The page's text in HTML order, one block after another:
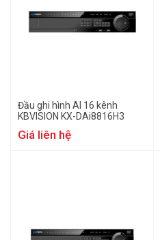
Đầu ghi hình AI 16 kênh
KBVISION KX-DAi8816H3
Giá liên hệ